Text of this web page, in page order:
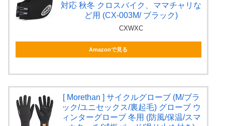
対応 秋冬 クロスバイク、ママチャリな
ど用 (CX-003M/ ブラック)
CXWXC
Amazonで見る
[ Morethan ] サイクルグローブ (M/ブラ
ック/ユニセックス/裏起毛) グローブ ウ
ィンターグローブ 冬用 (防風/保温/スマ